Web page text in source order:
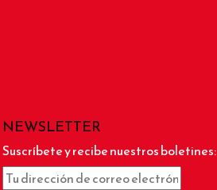
NEWSLETTER
Suscríbete y recibe nuestros boletines: